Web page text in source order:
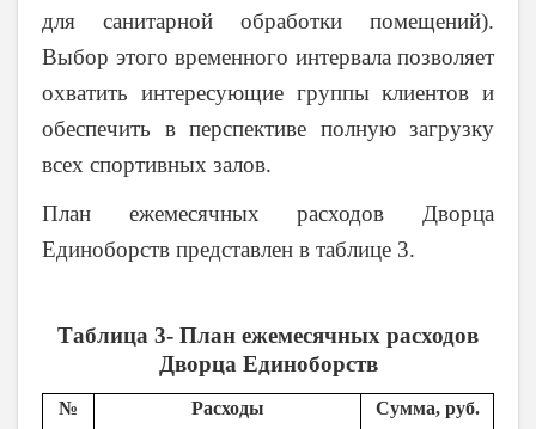
для санитарной обработки помещений).
Выбор этого временного интервала позволяет
охватить интересующие группы клиентов и
обеспечить в перспективе полную загрузку
всех спортивных залов.
План ежемесячных расходов Дворца
Единоборств представлен в таблице 3.
Таблица 3- План ежемесячных расходов
Дворца Единоборств
№
Расходы Сумма, руб.